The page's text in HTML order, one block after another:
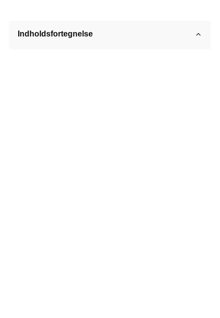
Indholdsfortegnelse